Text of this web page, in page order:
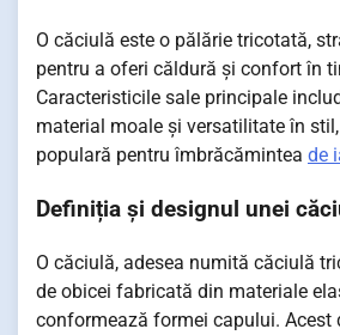
O căciulă este o pălărie tricotată,
pentru a oferi căldură și confort în
Caracteristicile sale principale
material moale și versatilitate în
populară pentru îmbrăcămintea de
Definiția și designul unei
O căciulă, adesea numită căciulă
de obicei fabricată din materiale
conformează formei capului. Acest